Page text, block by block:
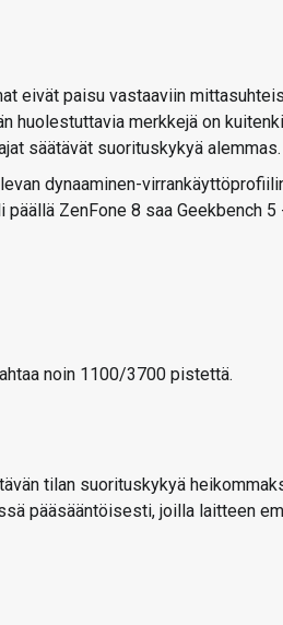
eivät paisu vastaaviin
huolestuttavia merkkejä on
säätävät suorituskykyä alemmas.
dynaaminen-
ZenFone 8 saa Geekbench
noin 1100/3700 pistettä.
tilan suorituskykyä
pääsääntöisesti, joilla laitteen